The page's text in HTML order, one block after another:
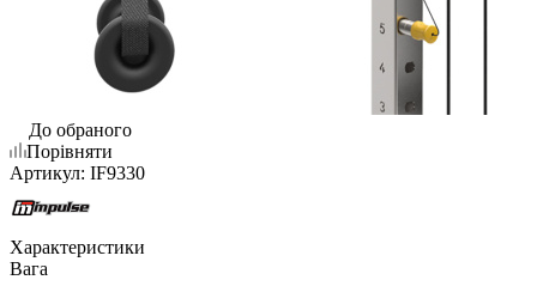
До обраного
Порівняти
Артикул: IF9330
Характеристики
Вага